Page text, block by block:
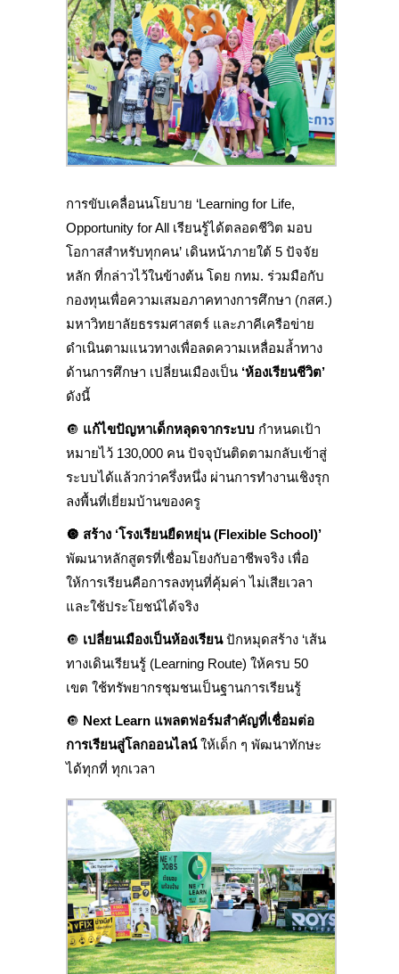
การขับเคลื่อนนโยบาย ‘Learning for Life,
Opportunity for All เรียนรู้ได้ตลอดชีวิต มอบ
โอกาสสำหรับทุกคน’ เดินหน้าภายใต้ 5 ปัจจัย
หลัก ที่กล่าวไว้ในข้างต้น โดย กทม. ร่วมมือกับ
กองทุนเพื่อความเสมอภาคทางการศึกษา (กสศ.)
มหาวิทยาลัยธรรมศาสตร์ และภาคีเครือข่าย
ดำเนินตามแนวทางเพื่อลดความเหลื่อมล้ำทาง
ด้านการศึกษา เปลี่ยนเมืองเป็น ‘ห้องเรียนชีวิต’
ดังนี้
🔘 แก้ไขปัญหาเด็กหลุดจากระบบ กำหนดเป้า
หมายไว้ 130,000 คน ปัจจุบันติดตามกลับเข้าสู่
ระบบได้แล้วกว่าครึ่งหนึ่ง ผ่านการทำงานเชิงรุก
ลงพื้นที่เยี่ยมบ้านของครู
🔘 สร้าง ‘โรงเรียนยืดหยุ่น (Flexible School)’
พัฒนาหลักสูตรที่เชื่อมโยงกับอาชีพจริง เพื่อ
ให้การเรียนคือการลงทุนที่คุ้มค่า ไม่เสียเวลา
และใช้ประโยชน์ได้จริง
🔘 เปลี่ยนเมืองเป็นห้องเรียนปักหมุดสร้าง ‘เส้น
ทางเดินเรียนรู้ (Learning Route) ให้ครบ 50
เขต ใช้ทรัพยากรชุมชนเป็นฐานการเรียนรู้
🔘 Next Learn แพลตฟอร์มสำคัญที่เชื่อมต่อ
การเรียนสู่โลกออนไลน์ให้เด็ก ๆ พัฒนาทักษะ
ได้ทุกที่ ทุกเวลา